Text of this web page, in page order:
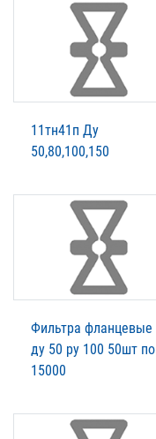
11тн41п Ду
50,80,100,150
Фильтра фланцевые
ду 50 ру 100 50шт по
15000